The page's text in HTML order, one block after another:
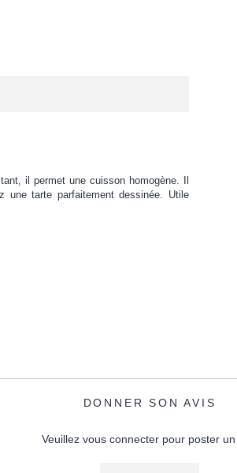
il permet une cuisson homogène. Il
une tarte parfaitement dessinée. Utile
DONNER SON AVIS
Veuillez vous connecter pour poster